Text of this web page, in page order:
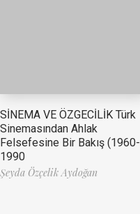
SİNEMA VE ÖZGECİLİK Türk
Sinemasından Ahlak
Felsefesine Bir Bakış (1960-
1990
Şeyda Özçelik Aydoğan